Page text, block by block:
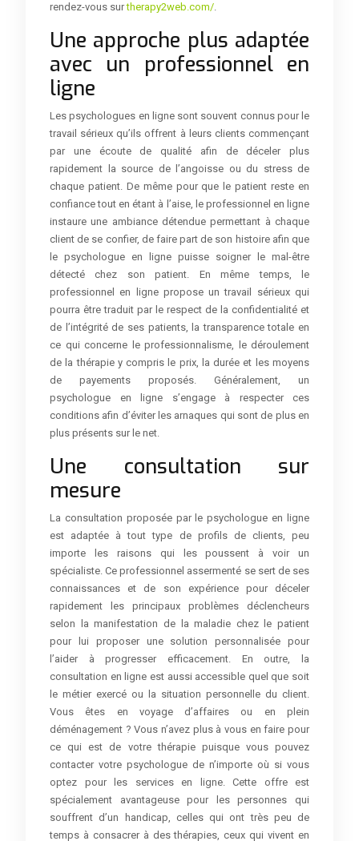
rendez-vous surtherapy2web.com/.
Une approche plus adaptée
avec un professionnel en
ligne
Les psychologues en ligne sont souvent connus pour le
travail sérieux qu’ils offrent à leurs clients commençant
par une écoute de qualité afin de déceler plus
rapidement la source de l’angoisse ou du stress de
chaque patient. De même pour que le patient reste en
confiance tout en étant à l’aise, le professionnel en ligne
instaure une ambiance détendue permettant à chaque
client de se confier, de faire part de son histoire afin que
le psychologue en ligne puisse soigner le mal-être
détecté chez son patient. En même temps, le
professionnel en ligne propose un travail sérieux qui
pourra être traduit par le respect de la confidentialité et
de l’intégrité de ses patients, la transparence totale en
ce qui concerne le professionnalisme, le déroulement
de la thérapie y compris le prix, la durée et les moyens
de payements proposés. Généralement, un
psychologue en ligne s’engage à respecter ces
conditions afin d’éviter les arnaques qui sont de plus en
plus présents sur le net.
Une consultation sur
mesure
La consultation proposée par le psychologue en ligne
est adaptée à tout type de profils de clients, peu
importe les raisons qui les poussent à voir un
spécialiste. Ce professionnel assermenté se sert de ses
connaissances et de son expérience pour déceler
rapidement les principaux problèmes déclencheurs
selon la manifestation de la maladie chez le patient
pour lui proposer une solution personnalisée pour
l’aider à progresser efficacement. En outre, la
consultation en ligne est aussi accessible quel que soit
le métier exercé ou la situation personnelle du client.
Vous êtes en voyage d’affaires ou en plein
déménagement ? Vous n’avez plus à vous en faire pour
ce qui est de votre thérapie puisque vous pouvez
contacter votre psychologue de n’importe où si vous
optez pour les services en ligne. Cette offre est
spécialement avantageuse pour les personnes qui
souffrent d’un handicap, celles qui ont très peu de
temps à consacrer à des thérapies, ceux qui vivent en